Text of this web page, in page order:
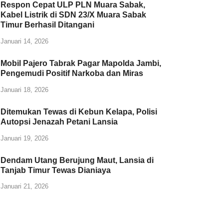
Respon Cepat ULP PLN Muara Sabak,
Kabel Listrik di SDN 23/X Muara Sabak
Timur Berhasil Ditangani
Januari 14, 2026
Mobil Pajero Tabrak Pagar Mapolda Jambi,
Pengemudi Positif Narkoba dan Miras
Januari 18, 2026
Ditemukan Tewas di Kebun Kelapa, Polisi
Autopsi Jenazah Petani Lansia
Januari 19, 2026
Dendam Utang Berujung Maut, Lansia di
Tanjab Timur Tewas Dianiaya
Januari 21, 2026